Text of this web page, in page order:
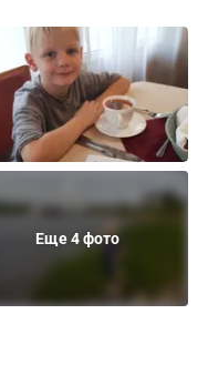
Еще 4 фото